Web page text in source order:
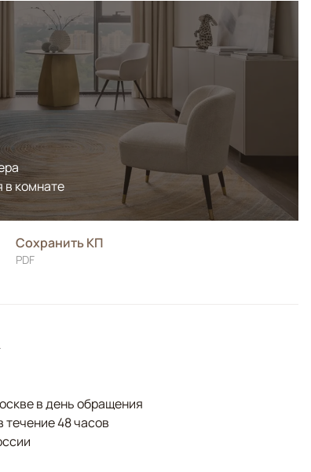
в комнате
Сохранить КП
PDF
в день обращения
48 часов